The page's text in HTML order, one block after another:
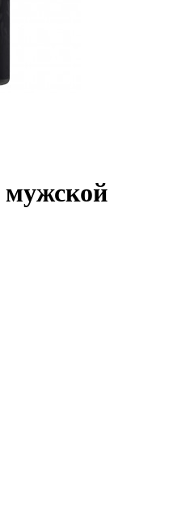
мужской